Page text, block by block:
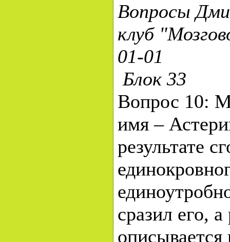
Вопросы
клуб
01-01
Блок 33
Вопрос 10:
имя –
результате
сразил его,